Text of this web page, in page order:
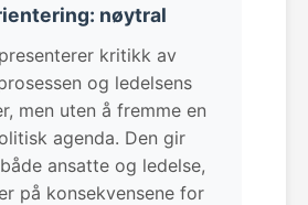
nøytral
kritikk av
og ledelsens
men uten å fremme en
agenda. Den gir
ansatte og ledelse,
på konsekvensene for